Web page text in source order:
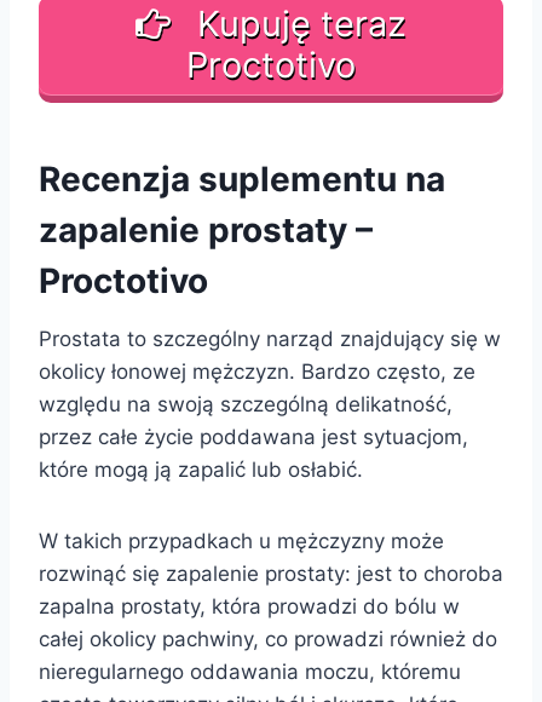
Kupuję teraz
Proctotivo
Recenzja suplementu na
zapalenie prostaty –
Proctotivo
Prostata to szczególny narząd znajdujący się w
okolicy łonowej mężczyzn. Bardzo często, ze
względu na swoją szczególną delikatność,
przez całe życie poddawana jest sytuacjom,
które mogą ją zapalić lub osłabić.
W takich przypadkach u mężczyzny może
rozwinąć się zapalenie prostaty: jest to choroba
zapalna prostaty, która prowadzi do bólu w
całej okolicy pachwiny, co prowadzi również do
nieregularnego oddawania moczu, któremu